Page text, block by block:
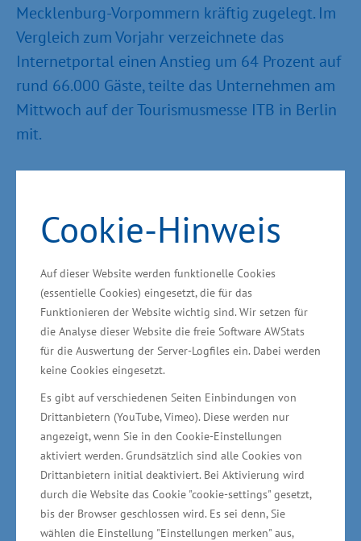
Cookie-Hinweis
Auf dieser Website werden funktionelle Cookies
(essentielle Cookies) eingesetzt, die für das
Funktionieren der Website wichtig sind. Wir setzen für
die Analyse dieser Website die freie Software AWStats
für die Auswertung der Server-Logfiles ein. Dabei werden
keine Cookies eingesetzt.
Es gibt auf verschiedenen Seiten Einbindungen von
Drittanbietern (YouTube, Vimeo). Diese werden nur
angezeigt, wenn Sie in den Cookie-Einstellungen
aktiviert werden. Grundsätzlich sind alle Cookies von
Drittanbietern initial deaktiviert. Bei Aktivierung wird
durch die Website das Cookie "cookie-settings" gesetzt,
bis der Browser geschlossen wird. Es sei denn, Sie
wählen die Einstellung "Einstellungen merken" aus,
Mecklenburg-Vorpommern kräftig zugelegt. Im
Vergleich zum Vorjahr verzeichnete das
Internetportal einen Anstieg um 64 Prozent auf
rund 66.000 Gäste, teilte das Unternehmen am
Mittwoch auf der Tourismusmesse ITB in Berlin
mit.
Gesundheit, Nachhaltigkeit, internationale
Fachthemen auf der ITB
Mecklenburg-Vorpommern nutzte als
Partnerland der weltgrößten Reisemesse die
Chance, neben Urlaubs- auch verschiedene
touristische Fachthemen zu platzieren:
Nachgefragt: Gesundheitsangebote aus MV im
Medical Tourism Pavilion
Um der wachsenden Bedeutung des
Gesundheits- und Medizintourismus Rechnung